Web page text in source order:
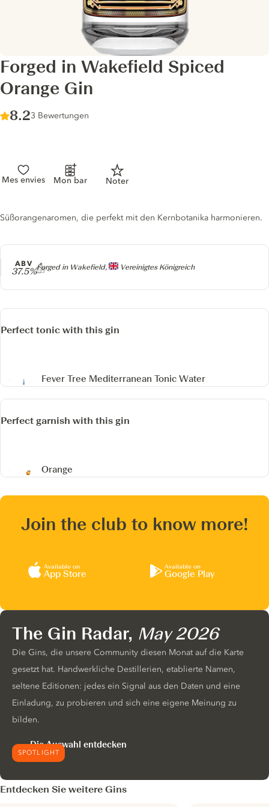
Forged in Wakefield Spiced
Orange Gin
Score :
8.2/ 10
3 Bewertungen
Mes envies Mon bar Noter
Producer
Forged in Wakefield, Vereinigtes Königreich
ABV
37.5%
Gin description
Süßorangenaromen, die perfekt mit den Kernbotanika harmonieren.
Perfect tonic with this gin
Fever Tree Mediterranean Tonic Water
Perfect garnish with this gin
Orange
Join the club to know more!
Available on
App Store
Available on
Google Play
SPOTLIGHT
The Gin Radar, May 2026
Die Gins, die unsere Community diesen Monat auf die Karte
gesetzt hat. Handwerkliche Destillerien, etablierte Namen,
seltene Editionen: jedes ein Signal aus den Daten und eine
Einladung, zu probieren und sich eine eigene Meinung zu
bilden.
Die Auswahl entdecken
Entdecken Sie weitere Gins